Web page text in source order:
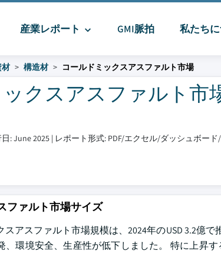
産業レポート GMI脈拍 私たち
材 構造材 コールドミックスアスファルト市場
クスアスファルト市
: June 2025 | レポート形式: PDF/エクセル/ダッシュボー
ファルト市場サイズ
アスファルト市場規模は、2024年のUSD 3.2億で
、環境安全、生産性が低下しました。 特に上昇